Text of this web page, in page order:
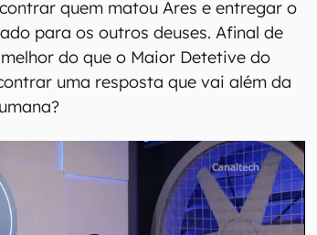
quem matou Ares e entregar o
para os outros deuses. Afinal de
do que o Maior Detetive do
uma resposta que vai além da